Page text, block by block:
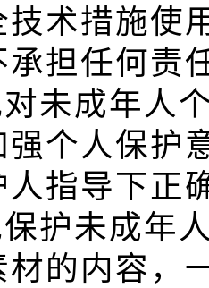
技术措施使
承担任何责
未成年人
强个人保护
人指导下正
护未成年
材的内容，